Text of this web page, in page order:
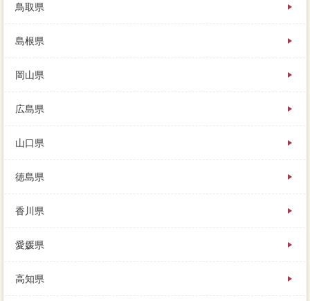
鳥取県
島根県
岡山県
広島県
山口県
徳島県
香川県
愛媛県
高知県